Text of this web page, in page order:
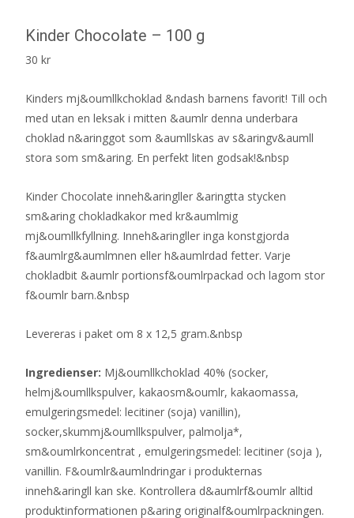
Kinder Chocolate – 100 g
30 kr
Kinders mj&oumllkchoklad &ndash barnens favorit! Till och
med utan en leksak i mitten &aumlr denna underbara
choklad n&aringgot som &aumllskas av s&aringv&aumll
stora som sm&aring. En perfekt liten godsak!&nbsp
Kinder Chocolate inneh&aringller &aringtta stycken
sm&aring chokladkakor med kr&aumlmig
mj&oumllkfyllning. Inneh&aringller inga konstgjorda
f&aumlrg&aumlmnen eller h&aumlrdad fetter. Varje
chokladbit &aumlr portionsf&oumlrpackad och lagom stor
f&oumlr barn.&nbsp
Levereras i paket om 8 x 12,5 gram.&nbsp
Ingredienser: Mj&oumllkchoklad 40% (socker,
helmj&oumllkspulver, kakaosm&oumlr, kakaomassa,
emulgeringsmedel: lecitiner (soja) vanillin),
socker,skummj&oumllkspulver, palmolja*,
sm&oumlrkoncentrat , emulgeringsmedel: lecitiner (soja ),
vanillin. F&oumlr&aumlndringar i produkternas
inneh&aringll kan ske. Kontrollera d&aumlrf&oumlr alltid
produktinformationen p&aring originalf&oumlrpackningen.